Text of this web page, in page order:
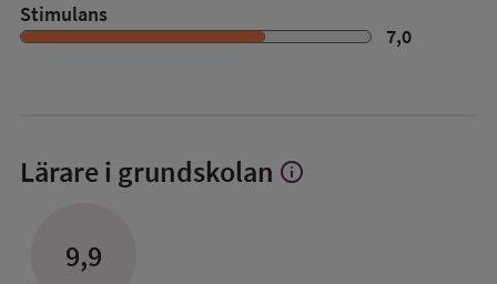
Stimulans
7,0
Lärare i grundskolan Visa
info
9,9